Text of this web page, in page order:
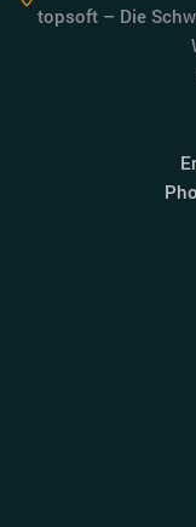
topsoft – Die